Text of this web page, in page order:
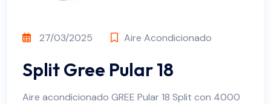
27/03/2025 Aire Acondicionado
Split Gree Pular 18
Aire acondicionado GREE Pular 18 Split con 4000